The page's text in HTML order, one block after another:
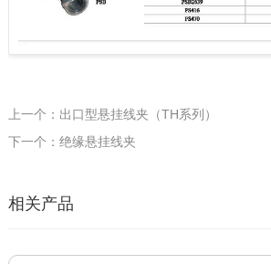
上一个：出口型悬挂线夹（TH系列）
下一个：绝缘悬挂线夹
相关产品